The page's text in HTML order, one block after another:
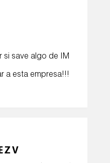
si save algo de IM
a esta empresa!!!